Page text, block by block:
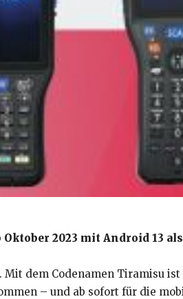
Oktober 2023 mit Android 13
Mit dem Codenamen Tiramisu
– und ab sofort für die